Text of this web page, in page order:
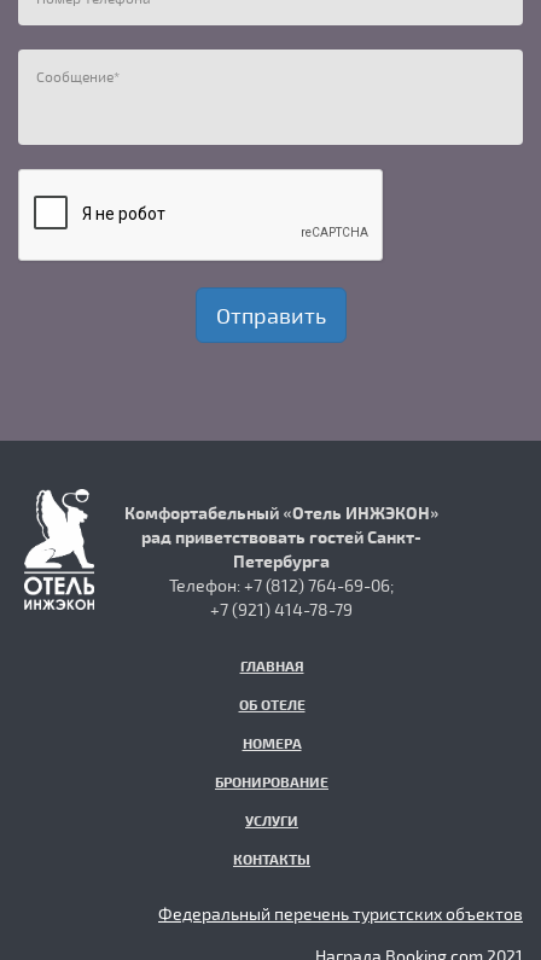
Комфортабельный «Отель ИНЖЭКОН»
рад приветствовать гостей Санкт-
Петербурга
Телефон: +7 (812) 764-69-06;
+7 (921) 414-78-79
ГЛАВНАЯ
ОБ ОТЕЛЕ
НОМЕРА
БРОНИРОВАНИЕ
УСЛУГИ
КОНТАКТЫ
Федеральный перечень туристских объектов
Награда Booking.com 2021